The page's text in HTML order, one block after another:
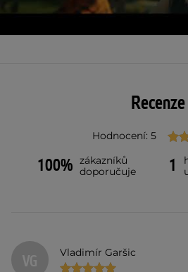
Recenze
Hodnocení: 5
100% zákazníků
doporučuje
1
VG Vladimír Garšic